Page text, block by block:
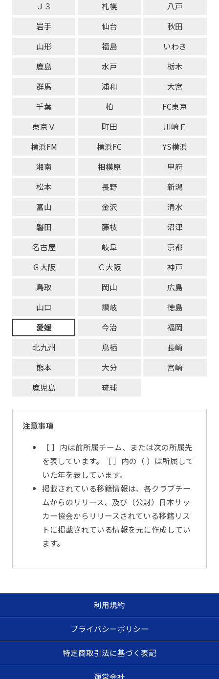
Ｊ３
札幌
八戸
岩手
仙台
秋田
山形
福島
いわき
鹿島
水戸
栃木
群馬
浦和
大宮
千葉
柏
FC東京
東京Ｖ
町田
川崎Ｆ
横浜FM
横浜FC
YS横浜
湘南
相模原
甲府
松本
長野
新潟
富山
金沢
清水
磐田
藤枝
沼津
名古屋
岐阜
京都
Ｇ大阪
Ｃ大阪
神戸
鳥取
岡山
広島
山口
讃岐
徳島
愛媛
今治
福岡
北九州
鳥栖
長崎
熊本
大分
宮崎
鹿児島
琉球
注意事項
［ ］内は前所属チーム、または次の所属先
を表しています。［ ］内の（ ）は所属して
いた年を表しています。
掲載されている移籍情報は、各クラブチー
ムからのリリース、及び（公財）日本サッ
カー協会からリリースされている移籍リス
トに掲載されている情報を元に作成してい
ます。
利用規約
プライバシーポリシー
特定商取引法に基づく表記
運営会社